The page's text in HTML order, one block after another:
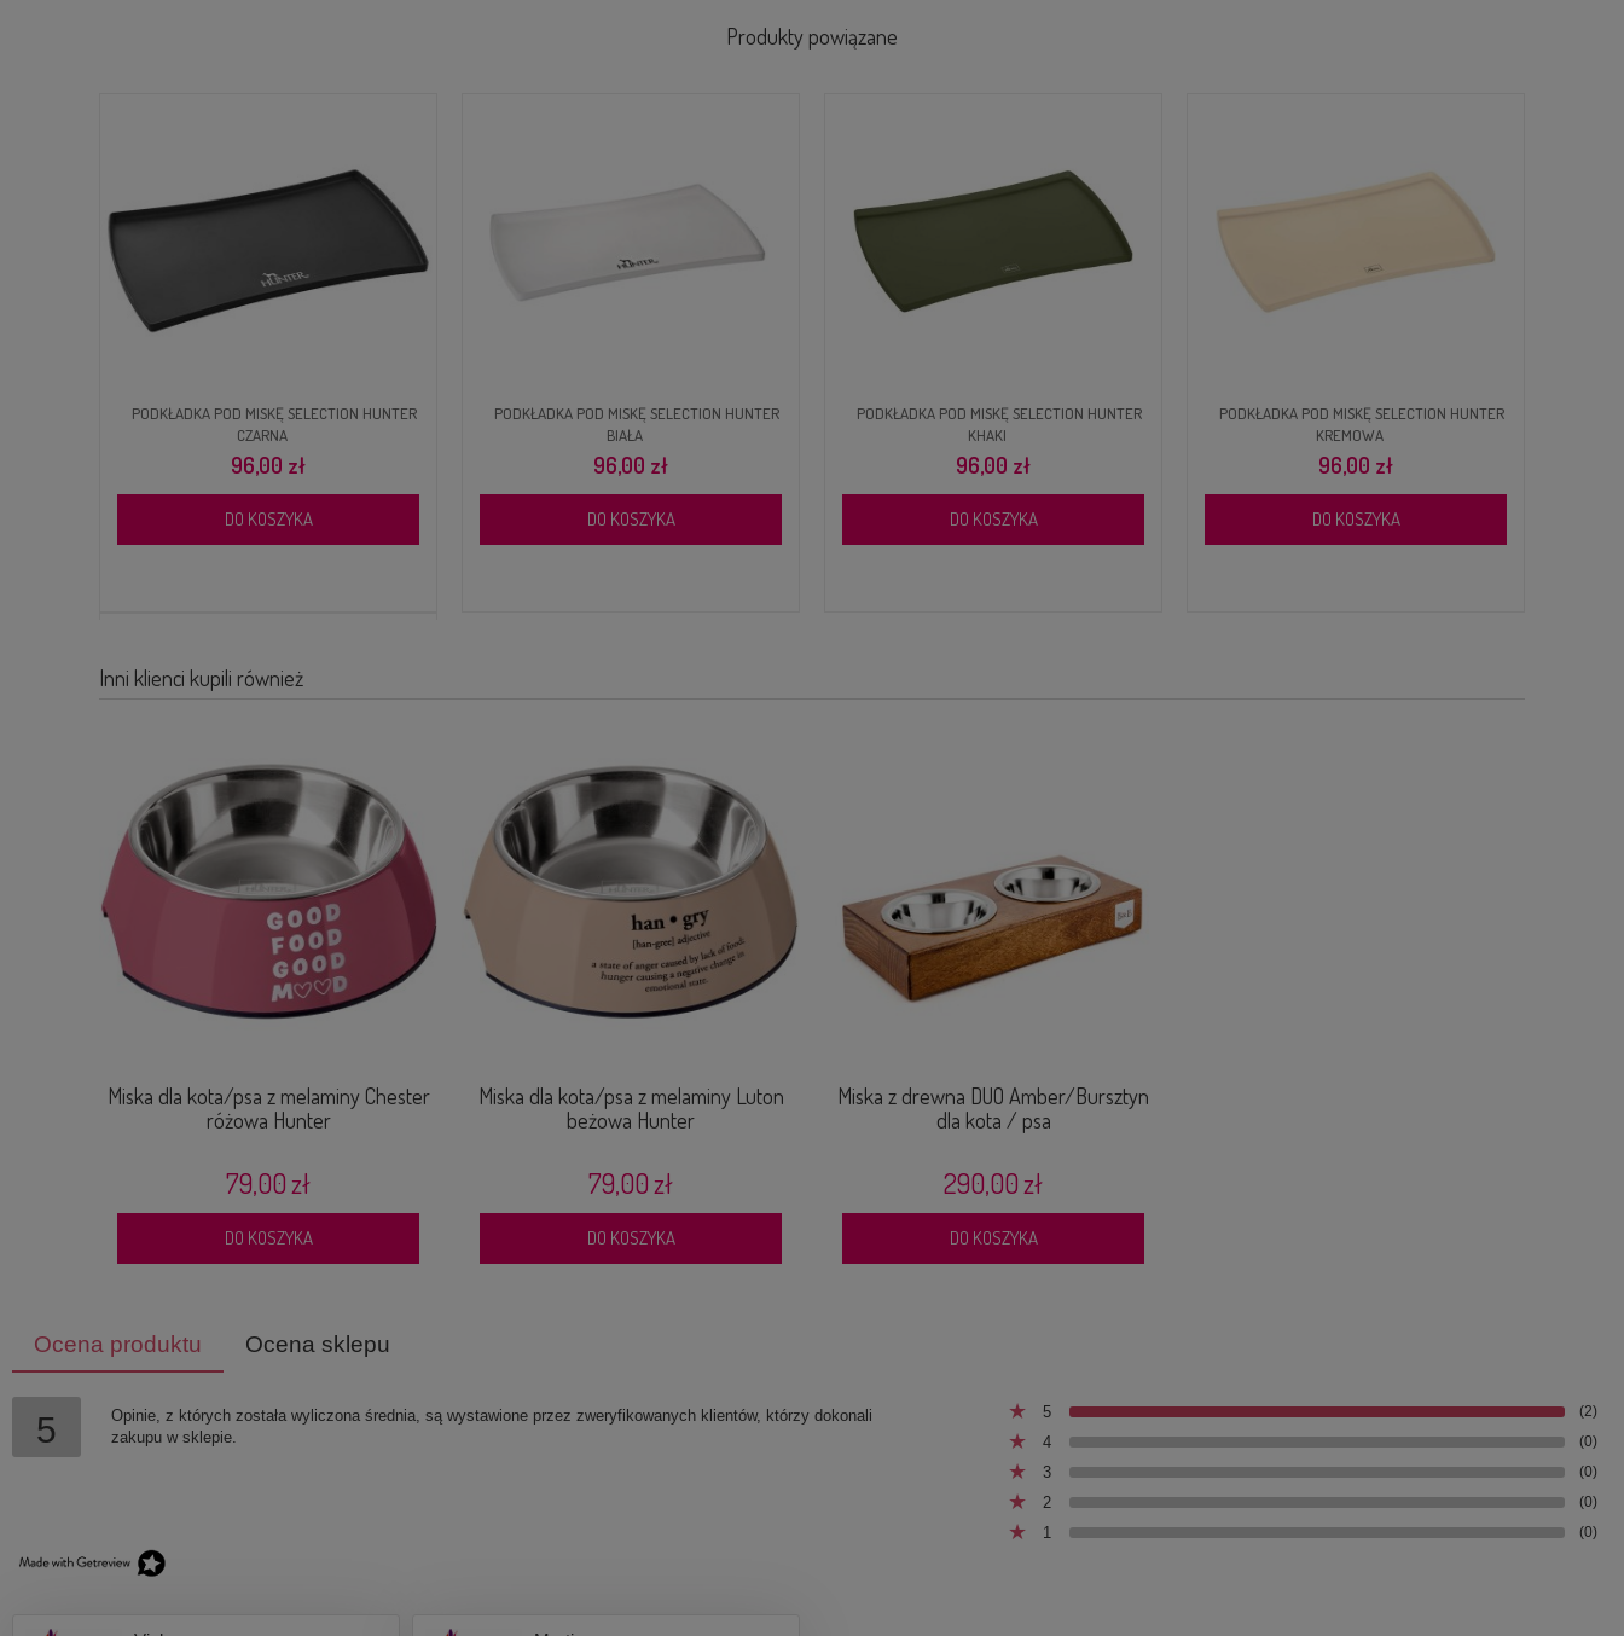
Produkty powiązane
PODKŁADKA POD MISKĘ SELECTION HUNTER
96,00 zł
DO KOSZYKA
PODKŁADKA POD MISKĘ SELECTION HUNTER
96,00 zł
DO KOSZYKA
PODKŁADKA POD MISKĘ SELECTION HUNTER
96,00 zł
DO KOSZYKA
PODKŁADKA POD MISKĘ SELECTION HUNTER
KREMOWA
96,00 zł
DO KOSZYKA
PODKŁADKA POD MISKĘ SELECTION HUNTER
Inni klienci kupili również
Miska dla kota/psa z melaminy Chester
różowa Hunter
79,00 zł
DO KOSZYKA
Miska dla kota/psa z melaminy Luton
beżowa Hunter
79,00 zł
DO KOSZYKA
Miska z drewna DUO Amber/Bursztyn
dla kota / psa
290,00 zł
DO KOSZYKA
Ocena produktu Ocena sklepu
5
Opinie, z których została wyliczona średnia, są wystawione przez zweryfikowanych klientów, którzy dokonali
zakupu w sklepie.
5 (2)
4 (0)
3 (0)
2 (0)
1 (0)